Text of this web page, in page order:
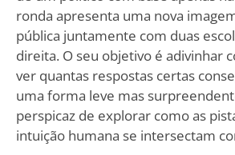
ronda apresenta uma nova
pública juntamente com duas
direita. O seu objetivo é adivinhar
ver quantas respostas certas
uma forma leve mas
perspicaz de explorar como as
intuição humana se intersectam